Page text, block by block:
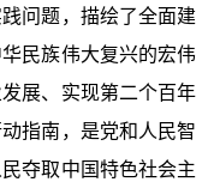
问题，描绘了全面建
民族伟大复兴的宏伟
展、实现第二个百年
指南，是党和人民智
夺取中国特色社会主